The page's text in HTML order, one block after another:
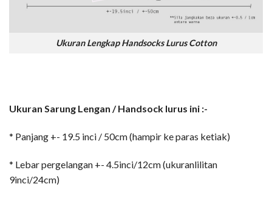
Ukuran Lengkap Handsocks Lurus Cotton
Ukuran Sarung Lengan / Handsock lurus ini :-
* Panjang +- 19.5 inci / 50cm (hampir ke paras ketiak)
* Lebar pergelangan +- 4.5inci/12cm (ukuranlilitan
9inci/24cm)